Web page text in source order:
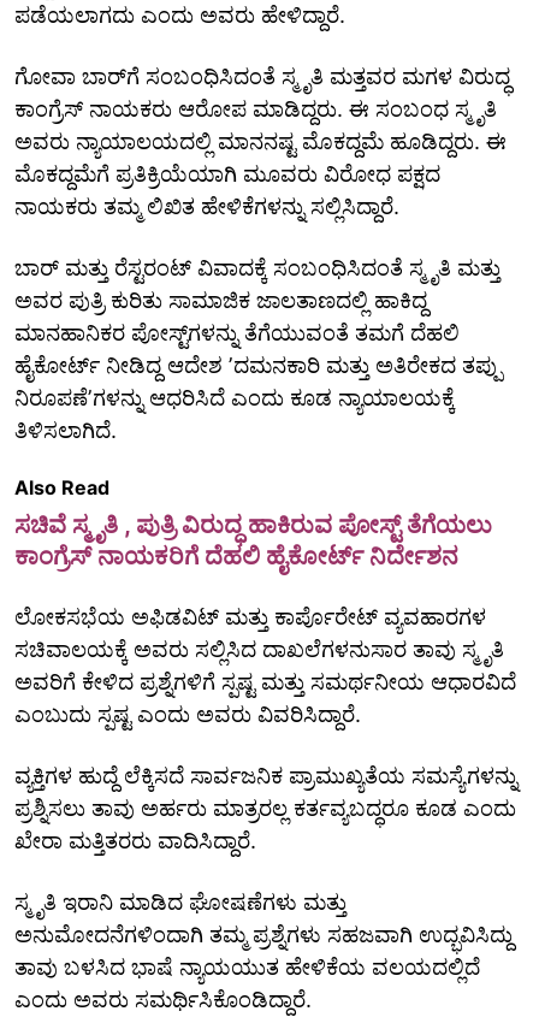
ಪಡೆಯಲಾಗದು ಎಂದು ಅವರು ಹೇಳಿದ್ದಾರೆ.
ಗೋವಾ ಬಾರ್‌ಗೆ ಸಂಬಂಧಿಸಿದಂತೆ ಸ್ಮೃತಿ ಮತ್ತವರ ಮಗಳ ವಿರುದ್ಧ
ಕಾಂಗ್ರೆಸ್‌ ನಾಯಕರು ಆರೋಪ ಮಾಡಿದ್ದರು. ಈ ಸಂಬಂಧ ಸ್ಮೃತಿ
ಅವರು ನ್ಯಾಯಾಲಯದಲ್ಲಿ ಮಾನನಷ್ಟ ಮೊಕದ್ದಮೆ ಹೂಡಿದ್ದರು. ಈ
ಮೊಕದ್ದಮೆಗೆ ಪ್ರತಿಕ್ರಿಯೆಯಾಗಿ ಮೂವರು ವಿರೋಧ ಪಕ್ಷದ
ನಾಯಕರು ತಮ್ಮ ಲಿಖಿತ ಹೇಳಿಕೆಗಳನ್ನು ಸಲ್ಲಿಸಿದ್ದಾರೆ.
ಬಾರ್‌ ಮತ್ತು ರೆಸ್ಟರಂಟ್‌ ವಿವಾದಕ್ಕೆ ಸಂಬಂಧಿಸಿದಂತೆ ಸ್ಮೃತಿ ಮತ್ತು
ಅವರ ಪುತ್ರಿ ಕುರಿತು ಸಾಮಾಜಿಕ ಜಾಲತಾಣದಲ್ಲಿ ಹಾಕಿದ್ದ
ಮಾನಹಾನಿಕರ ಪೋಸ್ಟ್‌ಗಳನ್ನು ತೆಗೆಯುವಂತೆ ತಮಗೆ ದೆಹಲಿ
ಹೈಕೋರ್ಟ್‌ ನೀಡಿದ್ದ ಆದೇಶ ʼದಮನಕಾರಿ ಮತ್ತು ಅತಿರೇಕದ ತಪ್ಪು
ನಿರೂಪಣೆʼಗಳನ್ನು ಆಧರಿಸಿದೆ ಎಂದು ಕೂಡ ನ್ಯಾಯಾಲಯಕ್ಕೆ
ತಿಳಿಸಲಾಗಿದೆ.
Also Read
ಸಚಿವೆ ಸ್ಮೃತಿ , ಪುತ್ರಿ ವಿರುದ್ಧ ಹಾಕಿರುವ ಪೋಸ್ಟ್‌ ತೆಗೆಯಲು
ಕಾಂಗ್ರೆಸ್‌ ನಾಯಕರಿಗೆ ದೆಹಲಿ ಹೈಕೋರ್ಟ್‌ ನಿರ್ದೇಶನ
ಲೋಕಸಭೆಯ ಅಫಿಡವಿಟ್ ಮತ್ತು ಕಾರ್ಪೊರೇಟ್ ವ್ಯವಹಾರಗಳ
ಸಚಿವಾಲಯಕ್ಕೆ ಅವರು ಸಲ್ಲಿಸಿದ ದಾಖಲೆಗಳನುಸಾರ ತಾವು ಸ್ಮೃತಿ
ಅವರಿಗೆ ಕೇಳಿದ ಪ್ರಶ್ನೆಗಳಿಗೆ ಸ್ಪಷ್ಟ ಮತ್ತು ಸಮರ್ಥನೀಯ ಆಧಾರವಿದೆ
ಎಂಬುದು ಸ್ಪಷ್ಟ ಎಂದು ಅವರು ವಿವರಿಸಿದ್ದಾರೆ.
ವ್ಯಕ್ತಿಗಳ ಹುದ್ದೆ ಲೆಕ್ಕಿಸದೆ ಸಾರ್ವಜನಿಕ ಪ್ರಾಮುಖ್ಯತೆಯ ಸಮಸ್ಯೆಗಳನ್ನು
ಪ್ರಶ್ನಿಸಲು ತಾವು ಅರ್ಹರು ಮಾತ್ರರಲ್ಲ ಕರ್ತವ್ಯಬದ್ಧರೂ ಕೂಡ ಎಂದು
ಖೇರಾ ಮತ್ತಿತರರು ವಾದಿಸಿದ್ದಾರೆ.
ಸ್ಮೃತಿ ಇರಾನಿ ಮಾಡಿದ ಘೋಷಣೆಗಳು ಮತ್ತು
ಅನುಮೋದನೆಗಳಿಂದಾಗಿ ತಮ್ಮ ಪ್ರಶ್ನೆಗಳು ಸಹಜವಾಗಿ ಉದ್ಭವಿಸಿದ್ದು
ತಾವು ಬಳಸಿದ ಭಾಷೆ ನ್ಯಾಯಯುತ ಹೇಳಿಕೆಯ ವಲಯದಲ್ಲಿದೆ
ಎಂದು ಅವರು ಸಮರ್ಥಿಸಿಕೊಂಡಿದ್ದಾರೆ.